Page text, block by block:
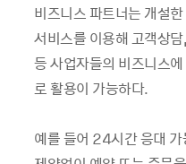
비즈니스 파트너는 개설
서비스를 이용해 고객상
등 사업자들의 비즈니스
로 활용이 가능하다.
예를 들어 24시간 응대